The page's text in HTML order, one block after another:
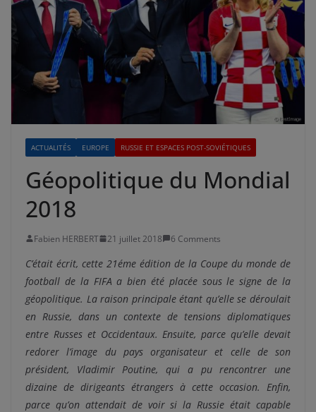
ACTUALITÉS EUROPE RUSSIE ET ESPACES POST-SOVIÉTIQUES
Géopolitique du Mondial
2018
Fabien HERBERT 21 juillet 2018 6 Comments
C’était écrit, cette 21éme édition de la Coupe du monde de
football de la FIFA a bien été placée sous le signe de la
géopolitique. La raison principale étant qu’elle se déroulait
en Russie, dans un contexte de tensions diplomatiques
entre Russes et Occidentaux. Ensuite, parce qu’elle devait
redorer l’image du pays organisateur et celle de son
président, Vladimir Poutine, qui a pu rencontrer une
dizaine de dirigeants étrangers à cette occasion. Enfin,
parce qu’on attendait de voir si la Russie était capable